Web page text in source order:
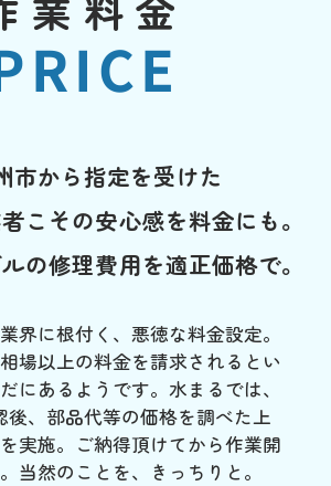
市から指定を受けた
こその安心感を料金にも。
の修理費用を適正価格で。
界に根付く、悪徳な料金設定。
場以上の料金を請求されるとい
にあるようです。水まるでは、
後、部品代等の価格を調べた上
実施。ご納得頂けてから作業開
当然のことを、きっちりと。